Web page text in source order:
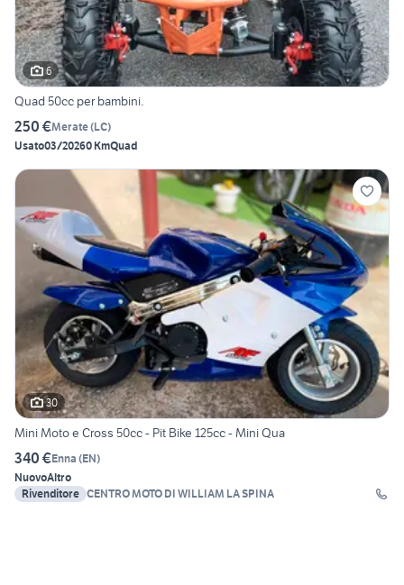
6
Quad 50cc per bambini.
250 €Merate(LC)
Usato03/20260 KmQuad
30
Mini Moto e Cross 50cc - Pit Bike 125cc - Mini Qua
340 €Enna (EN)
NuovoAltro
Rivenditore CENTRO MOTO DI WILLIAM LA SPINA